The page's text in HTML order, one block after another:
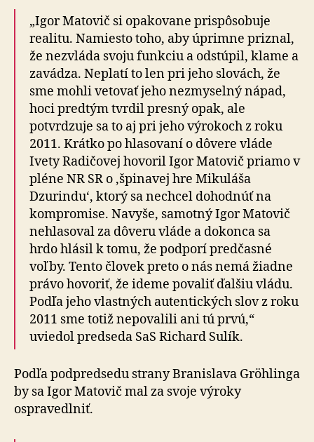
„Igor Matovič si opakovane prispôsobuje
realitu. Namiesto toho, aby úprimne priznal,
že nezvláda svoju funkciu a odstúpil, klame a
zavádza. Neplatí to len pri jeho slovách, že
sme mohli vetovať jeho nezmyselný nápad,
hoci predtým tvrdil presný opak, ale
potvrdzuje sa to aj pri jeho výrokoch z roku
2011. Krátko po hlasovaní o dôvere vláde
Ivety Radičovej hovoril Igor Matovič priamo v
pléne NR SR o ‚špinavej hre Mikuláša
Dzurindu‘, ktorý sa nechcel dohodnúť na
kompromise. Navyše, samotný Igor Matovič
nehlasoval za dôveru vláde a dokonca sa
hrdo hlásil k tomu, že podporí predčasné
voľby. Tento človek preto o nás nemá žiadne
právo hovoriť, že ideme povaliť ďalšiu vládu.
Podľa jeho vlastných autentických slov z roku
2011 sme totiž nepovalili ani tú prvú,“
uviedol predseda SaS Richard Sulík.
Podľa podpredsedu strany Branislava Gröhlinga
by sa Igor Matovič mal za svoje výroky
ospravedlniť.